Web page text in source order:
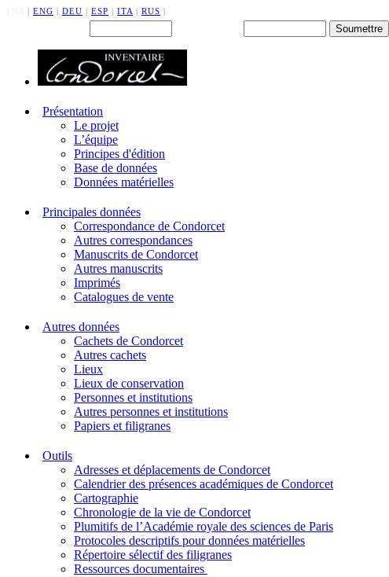
| ENG | DEU | ESP | ITA | RUS |
Présentation
Le projet
L’équipe
Principes d'édition
Base de données
Données matérielles
Principales données
Correspondance de Condorcet
Autres correspondances
Manuscrits de Condorcet
Autres manuscrits
Imprimés
Catalogues de vente
Autres données
Cachets de Condorcet
Autres cachets
Lieux
Lieux de conservation
Personnes et institutions
Autres personnes et institutions
Papiers et filigranes
Outils
Adresses et déplacements de Condorcet
Calendrier des présences académiques de Condorcet
Cartographie
Chronologie de la vie de Condorcet
Plumitifs de l’Académie royale des sciences de Paris
Protocoles descriptifs pour données matérielles
Répertoire sélectif des filigranes
Ressources documentaires